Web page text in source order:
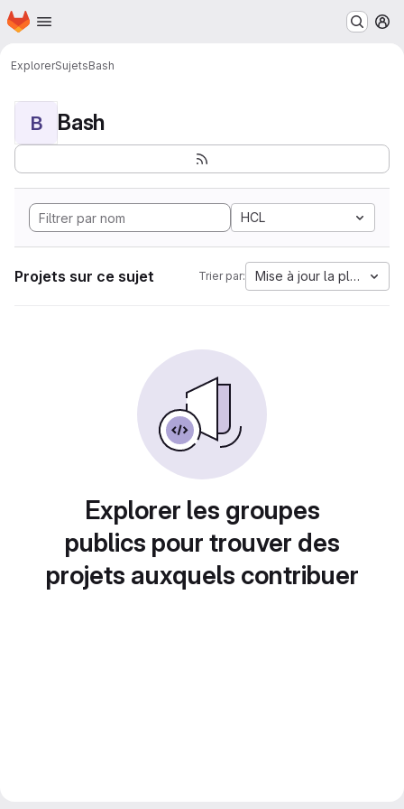
Passer au contenu principal
Page d'accueil
ExplorerSujetsBash
B Bash
HCL
Projets sur ce sujet Trier par: Mise à jour la plus
Explorer les groupes
publics pour trouver des
projets auxquels contribuer